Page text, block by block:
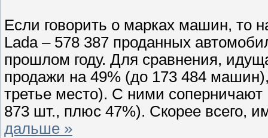
Если говорить о марках машин, то
Lada – 578 387 проданных
прошлом году. Для сравнения,
продажи на 49% (до 173 484
третье место). С ними
873 шт., плюс 47%). Скорее всего,
дальше »